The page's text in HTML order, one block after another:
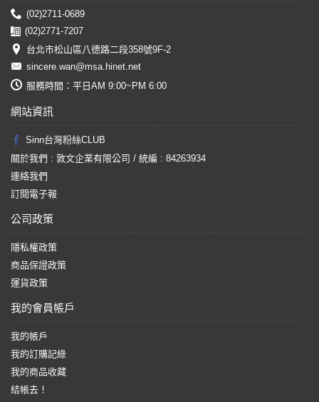
(02)2711-0689
(02)2771-7207
台北市松山區八德路二段358號9F-2
sincere.wan@msa.hinet.net
服務時間：平日AM 9:00~PM 6:00
網站資訊
Sinn台灣粉絲CLUB
關於我們 : 敦文企業有限公司 / 統編 : 84263934
連絡我們
訂閱電子報
公司政策
隱私權政策
商品保證政策
運貨政策
我的會員帳戶
我的帳戶
我的訂購記綠
我的商品收藏
結帳去！